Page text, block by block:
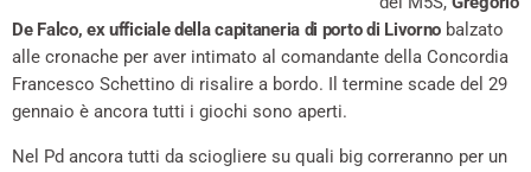
De Falco, ex ufficiale della capitaneria di porto di Livorno balzato
alle cronache per aver intimato al comandante della Concordia
Francesco Schettino di risalire a bordo. Il termine scade del 29
gennaio è ancora tutti i giochi sono aperti.
Nel Pd ancora tutti da sciogliere su quali big correranno per un